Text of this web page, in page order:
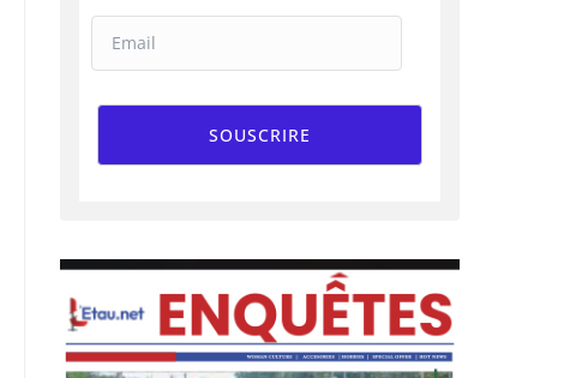
SOUSCRIRE